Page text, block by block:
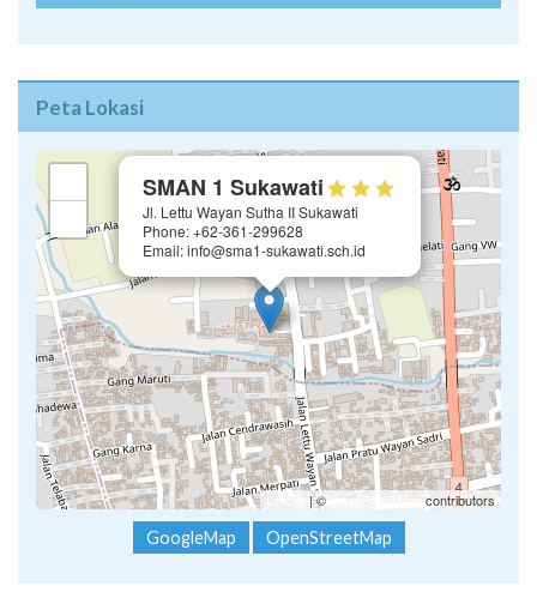
Peta Lokasi
SMAN 1 Sukawati
Jl. Lettu Wayan Sutha II Sukawati
Phone: +62-361-299628
Email: info@sma1-sukawati.sch.id
Leaflet | ©OpenStreetMap contributors
GoogleMap OpenStreetMap